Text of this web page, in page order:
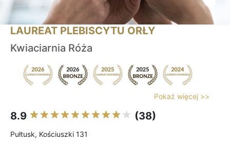
LAUREAT PLEBISCYTU ORŁY
Kwiaciarnia Róża
Pokaż więcej >>
8.9 (38)
Pułtusk, Kościuszki 131